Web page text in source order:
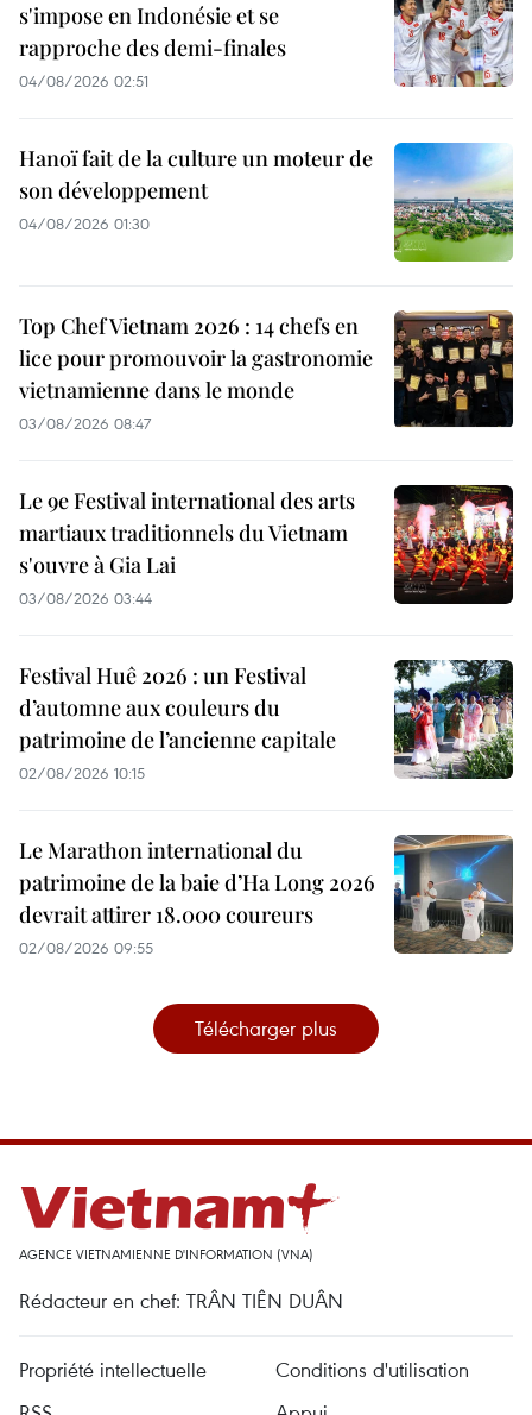
s'impose en Indonésie et se
rapproche des demi-finales
04/08/2026 02:51
Hanoï fait de la culture un moteur de
son développement
04/08/2026 01:30
Top Chef Vietnam 2026 : 14 chefs en
lice pour promouvoir la gastronomie
vietnamienne dans le monde
03/08/2026 08:47
Le 9e Festival international des arts
martiaux traditionnels du Vietnam
s'ouvre à Gia Lai
03/08/2026 03:44
Festival Huê 2026 : un Festival
d’automne aux couleurs du
patrimoine de l’ancienne capitale
02/08/2026 10:15
Le Marathon international du
patrimoine de la baie d’Ha Long 2026
devrait attirer 18.000 coureurs
02/08/2026 09:55
Télécharger plus
AGENCE VIETNAMIENNE D'INFORMATION (VNA)
Rédacteur en chef: TRÂN TIÊN DUÂN
Propriété intellectuelle
Conditions d'utilisation